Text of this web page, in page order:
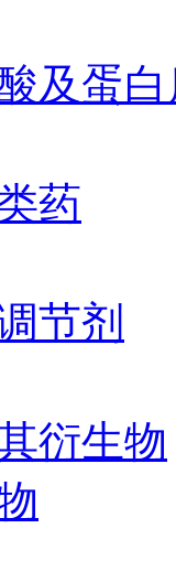
及蛋
药
节剂
衍生物